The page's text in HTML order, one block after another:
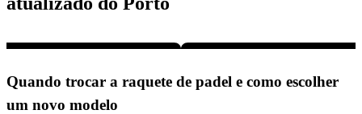
Quando trocar a raquete de padel e como escolher
um novo modelo